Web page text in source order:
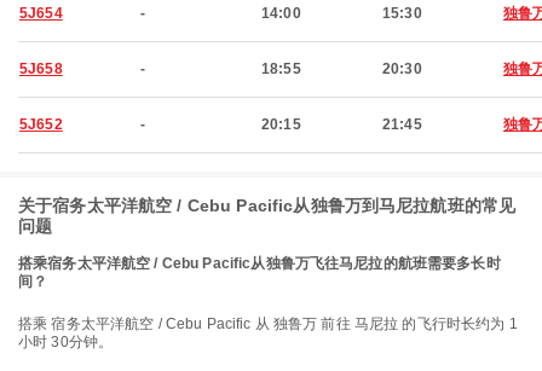
5J654 - 14:00 15:30 独鲁
5J658 - 18:55 20:30 独鲁
5J652 - 20:15 21:45 独鲁
关于宿务太平洋航空 / Cebu Pacific从独鲁万到马尼拉航班的常见
问题
搭乘宿务太平洋航空 / Cebu Pacific从独鲁万飞往马尼拉的航班需要多长时
间？
搭乘 宿务太平洋航空 / Cebu Pacific 从 独鲁万 前往 马尼拉 的飞行时长约为 1
小时 30分钟。